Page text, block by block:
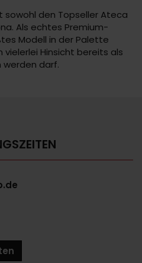
sowohl den Topseller Ateca
Als echtes Premium-
Modell in der Palette
Hinsicht bereits als
werden darf.